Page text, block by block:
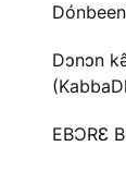
Dɔnɔn
EBƆRƐ